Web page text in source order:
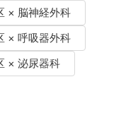
× 脳神経外科
× 呼吸器外科
× 泌尿器科